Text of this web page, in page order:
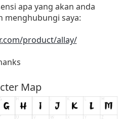
apa yang akan anda
menghubungi saya:
product/allay/
Map